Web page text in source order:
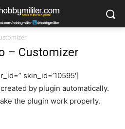
– Customizer
skin_id=’10595′]
by plugin automatically.
the plugin work properly.